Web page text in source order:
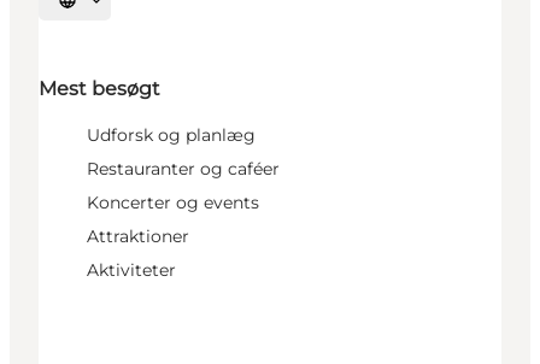
Vælg sprog
Mest besøgt
Udforsk og planlæg
Restauranter og caféer
Koncerter og events
Attraktioner
Aktiviteter